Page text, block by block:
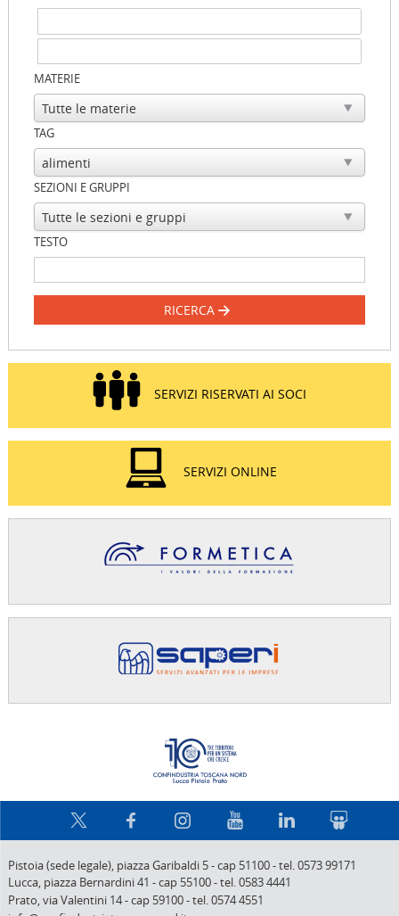
MATERIE
TAG
SEZIONI E GRUPPI
TESTO
RICERCA
SERVIZI RISERVATI AI SOCI
SERVIZI ONLINE
Pistoia (sede legale), piazza Garibaldi 5-cap 51100-tel. 0573 99171
Lucca, piazza Bernardini 41 -cap 55100-tel. 0583 4441
Prato,via Valentini 14-cap 59100-tel. 0574 4551